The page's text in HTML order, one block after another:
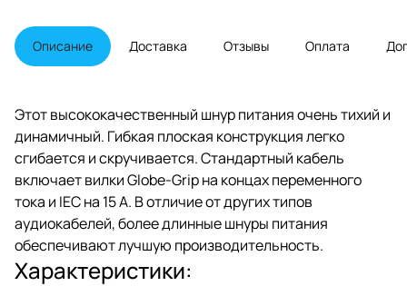
может превратить отличную
систему в действительно
исключительную.
Описание Доставка Отзывы Оплата
Этот высококачественный шнур питания очень тихий и
динамичный. Гибкая плоская конструкция легко
сгибается и скручивается. Стандартный кабель
включает вилки Globe-Grip на концах переменного
тока и IEC на 15 А. В отличие от других типов
аудиокабелей, более длинные шнуры питания
обеспечивают лучшую производительность.
Характеристики: